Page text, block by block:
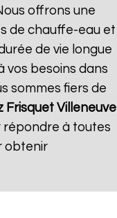
offrons une
de chauffe-eau et
de vie longue
vos besoins dans
sommes fiers de
Frisquet Villeneuve
répondre à toutes
obtenir